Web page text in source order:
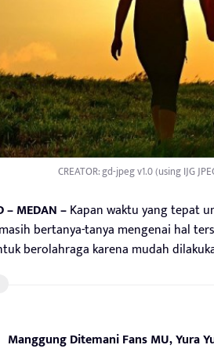
CREATOR: gd-jpeg v1.0 (using IJG
– MEDAN –Kapan waktu yang tepat
bertanya-tanya mengenai hal
berolahraga karena mudah
Manggung Ditemani Fans MU, Yura